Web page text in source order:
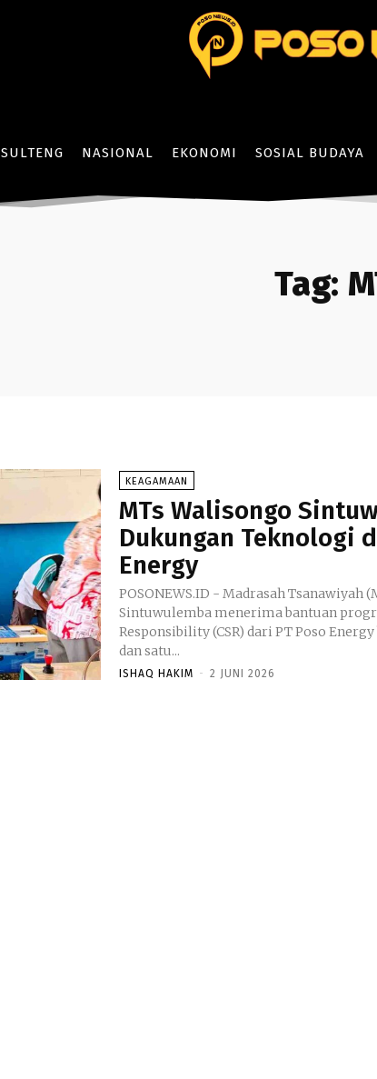
SULTENG NASIONAL EKONOMI SOSIAL BUDAYA
Tag:
KEAGAMAAN
MTs Walisongo
Dukungan Teknologi
Energy
POSONEWS.ID - Madrasah Tsanawiyah
Sintuwulemba menerima bantuan
Responsibility (CSR) dari PT Poso
dan satu...
ISHAQ HAKIM - 2 JUNI 2026